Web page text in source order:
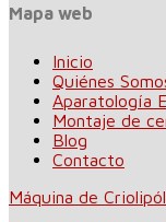
Mapa web
Inicio
Quiénes
Aparatología
Montaje de
Blog
Contacto
Máquina de